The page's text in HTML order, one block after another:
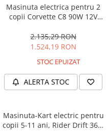
Masinuta electrica pentru 2
copii Corvette C8 90W 12V
2.135,29 RON
1.524,19 RON
STOC EPUIZAT
ALERTA STOC
Masinuta-Kart electric pentru
copii 5-11 ani, Rider Drift 360,